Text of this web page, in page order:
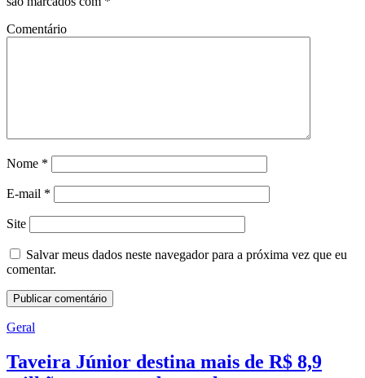
Comentário
Nome *
E-mail *
Site
Salvar meus dados neste navegador para a próxima vez que eu
comentar.
Geral
Taveira Júnior destina mais de R$ 8,9